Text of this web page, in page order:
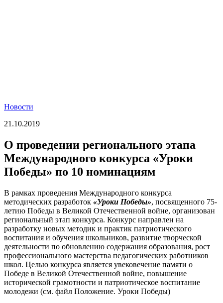
Новости
21.10.2019
О проведении регионального этапа
Международного конкурса «Уроки
Победы» по 10 номинациям
В рамках проведения Международного конкурса
методических разработок «Уроки Победы», посвященного 75-
летию Победы в Великой Отечественной войне, организован
региональный этап конкурса. Конкурс направлен на
разработку новых методик и практик патриотического
воспитания и обучения школьников, развитие творческой
деятельности по обновлению содержания образования, рост
профессионального мастерства педагогических работников
школ. Целью конкурса является увековечение памяти о
Победе в Великой Отечественной войне, повышение
исторической грамотности и патриотическое воспитание
молодежи (см. файл Положение. Уроки Победы)